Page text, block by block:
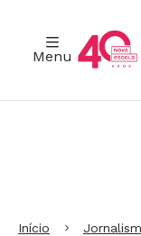
Menu
Início